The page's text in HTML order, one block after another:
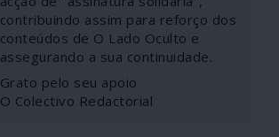
contribuindo assim para reforço dos
conteúdos de O Lado Oculto e
assegurando a sua continuidade.
Grato pelo seu apoio
O Colectivo Redactorial